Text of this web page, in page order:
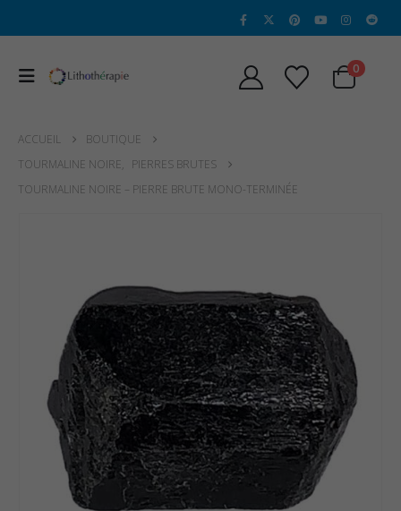
0
ACCUEIL
BOUTIQUE
TOURMALINE NOIRE, PIERRES BRUTES
TOURMALINE NOIRE – PIERRE BRUTE MONO-TERMINÉE